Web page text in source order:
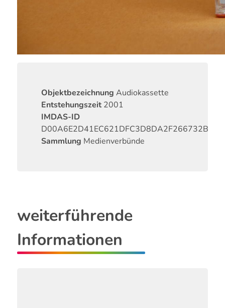
Objektbezeichnung Audiokassette
Entstehungszeit 2001
IMDAS-ID
D00A6E2D41EC621DFC3D8DA2F266732B
Sammlung Medienverbünde
weiterführende
Informationen